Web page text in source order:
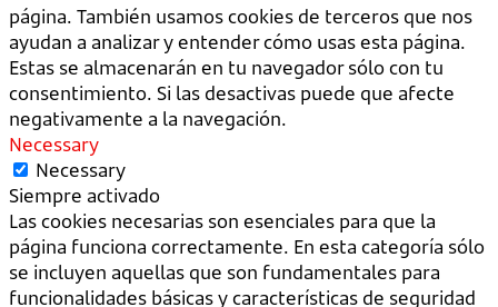
página. También usamos cookies de terceros que nos
ayudan a analizar y entender cómo usas esta página.
Estas se almacenarán en tu navegador sólo con tu
consentimiento. Si las desactivas puede que afecte
negativamente a la navegación.
Necessary
Necessary
Siempre activado
Las cookies necesarias son esenciales para que la
página funciona correctamente. En esta categoría sólo
se incluyen aquellas que son fundamentales para
funcionalidades básicas y características de seguridad